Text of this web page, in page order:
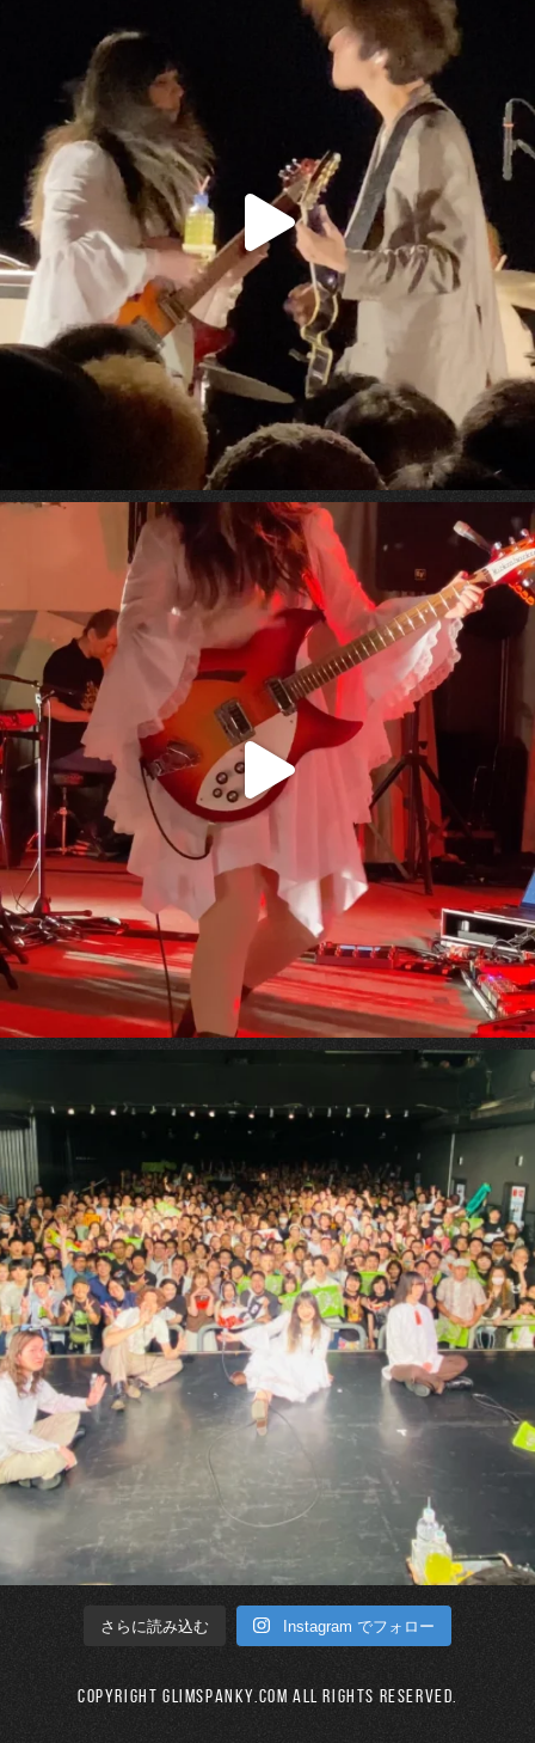
さらに読み込む Instagram でフォロー
Copyright GLIMSPANKY.COM All Rights Reserved.